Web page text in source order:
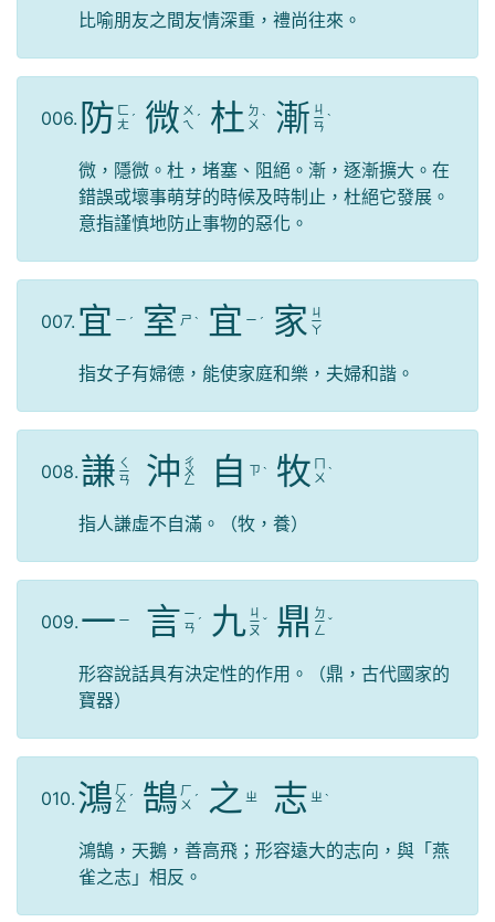
比喻朋友之間友情深重，禮尚往來。
006. 防 ㄈ
ㄤ ˊ 微 ㄨ
ㄟ ˊ 杜 ㄉ
ㄨ ˋ 漸 ㄐ
ㄧ
ㄢ
ˋ
微，隱微。杜，堵塞、阻絕。漸，逐漸擴大。在
錯誤或壞事萌芽的時候及時制止，杜絕它發展。
意指謹慎地防止事物的惡化。
007. 宜 ㄧ ˊ 室 ㄕ ˋ 宜 ㄧ ˊ 家 ㄐ
ㄧ
ㄚ
指女子有婦德，能使家庭和樂，夫婦和諧。
008. 謙 ㄑ
ㄧ
ㄢ 沖 ㄔ
ㄨ
ㄥ 自 ㄗ ˋ 牧 ㄇ
ㄨ ˋ
指人謙虛不自滿。（牧，養）
009. 一 ㄧ 言 ㄧ
ㄢ ˊ 九 ㄐ
ㄧ
ㄡ
ˇ 鼎 ㄉ
ㄧ
ㄥ
ˇ
形容說話具有決定性的作用。（鼎，古代國家的
寶器）
010. 鴻 ㄏ
ㄨ
ㄥ
ˊ 鵠 ㄏ
ㄨ ˊ 之 ㄓ 志 ㄓ ˋ
鴻鵠，天鵝，善高飛；形容遠大的志向，與「燕
雀之志」相反。